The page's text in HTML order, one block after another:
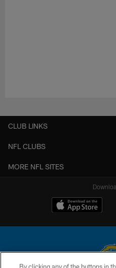
CLUB LINKS
NFL CLUBS
MORE NFL SITES